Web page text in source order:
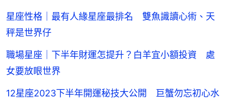
星座性格｜最有人緣星座最排名 雙魚識讀心術、天
秤是世界仔
職場星座｜下半年財運怎提升？白羊宜小額投資 處
女要放眼世界
12星座2023下半年開運秘技大公開 巨蟹勿忘初心水